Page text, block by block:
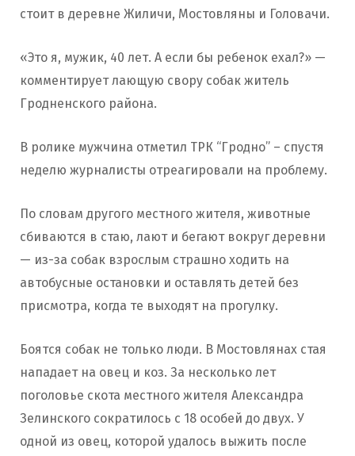
стоит в деревне Жиличи, Мостовляны и Головачи.
«Это я, мужик, 40 лет. А если бы ребенок ехал?» —
комментирует лающую свору собак житель
Гродненского района.
В ролике мужчина отметил ТРК “Гродно” – спустя
неделю журналисты отреагировали на проблему.
По словам другого местного жителя, животные
сбиваются в стаю, лают и бегают вокруг деревни
— из-за собак взрослым страшно ходить на
автобусные остановки и оставлять детей без
присмотра, когда те выходят на прогулку.
Боятся собак не только люди. В Мостовлянах стая
нападает на овец и коз. За несколько лет
поголовье скота местного жителя Александра
Зелинского сократилось с 18 особей до двух. У
одной из овец, которой удалось выжить после